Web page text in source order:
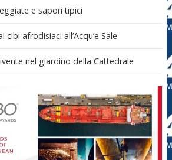
e sapori tipici
afrodisiaci all’Acqu’e Sale
nel giardino della Cattedrale